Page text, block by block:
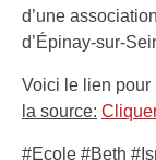
d’une
d’Épinay-sur-
Voici le lien pour
la source:
#Ecole #Beth